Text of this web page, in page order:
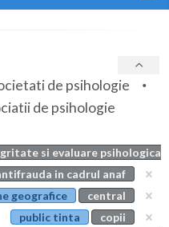
de psihologie
de psihologie
si evaluare psihologica
in cadrul anaf
geografice
central
public tinta
copii